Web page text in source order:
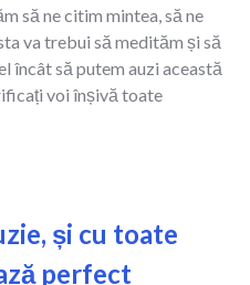
să ne citim mintea, să ne
va trebui să medităm și să
încât să putem auzi această
voi înșivă toate
și cu toate
perfect